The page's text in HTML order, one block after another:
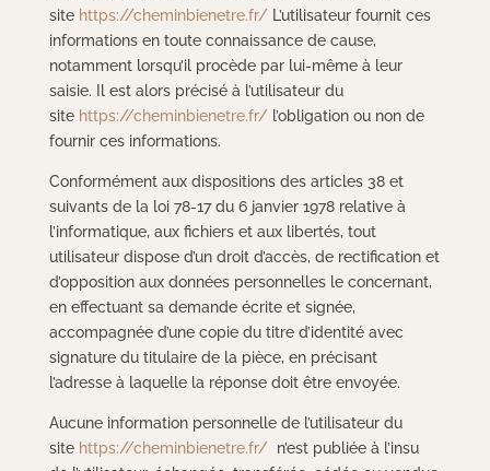
site https://cheminbienetre.fr/L’utilisateur fournit ces
informations en toute connaissance de cause,
notamment lorsqu’il procède par lui-même à leur
saisie. Il est alors précisé à l’utilisateur du
site https://cheminbienetre.fr/l’obligation ou non de
fournir ces informations.
Conformément aux dispositions des articles 38 et
suivants de la loi 78-17 du 6 janvier 1978 relative à
l’informatique, aux fichiers et aux libertés, tout
utilisateur dispose d’un droit d’accès, de rectification et
d’opposition aux données personnelles le concernant,
en effectuant sa demande écrite et signée,
accompagnée d’une copie du titre d’identité avec
signature du titulaire de la pièce, en précisant
l’adresse à laquelle la réponse doit être envoyée.
Aucune information personnelle de l’utilisateur du
site https://cheminbienetre.fr/n’est publiée à l’insu